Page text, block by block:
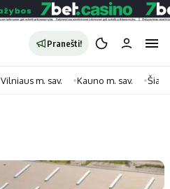
Pranešti!
Transportas
Gyvenimas
Vilniaus m. sav. Kauno m. sav.